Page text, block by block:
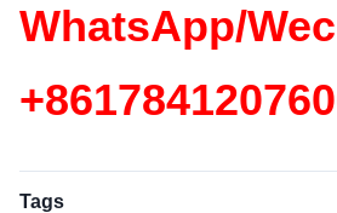
WhatsApp/
+86
Tags